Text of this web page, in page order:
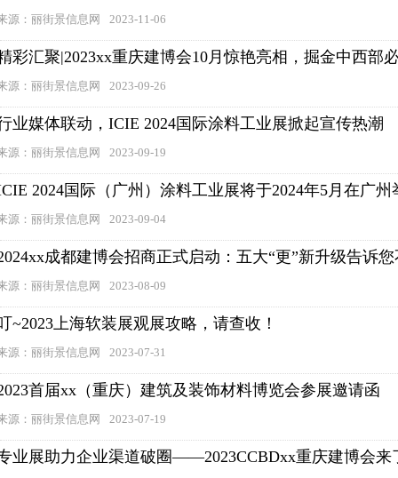
源：丽街景信息网 2023-11-06
彩汇聚|2023xx重庆建博会10月惊艳亮相，掘金中西部
源：丽街景信息网 2023-09-26
业媒体联动，ICIE 2024国际涂料工业展掀起宣传热潮
源：丽街景信息网 2023-09-19
2024国际（广州）涂料工业展将于2024年5月在广
源：丽街景信息网 2023-09-04
成都建博会招商正式启动：五大“更”新升级告诉
源：丽街景信息网 2023-08-09
~2023上海软装展观展攻略，请查收！
源：丽街景信息网 2023-07-31
首届xx（重庆）建筑及装饰材料博览会参展邀请函
源：丽街景信息网 2023-07-19
业展助力企业渠道破圈——2023CCBDxx重庆建博会来